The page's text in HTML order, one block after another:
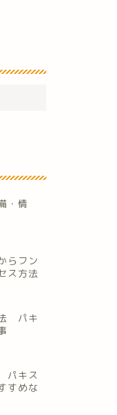
・情
らフン
ス方法
パキ
パキス
すめな